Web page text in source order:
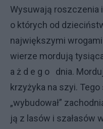
Wysuwają roszczenia
o których od
największymi
wierze mordują
a ż d e g o
dnia.
krzyżyka na szyi.
„wybudował”
ją z lasów i szałasów